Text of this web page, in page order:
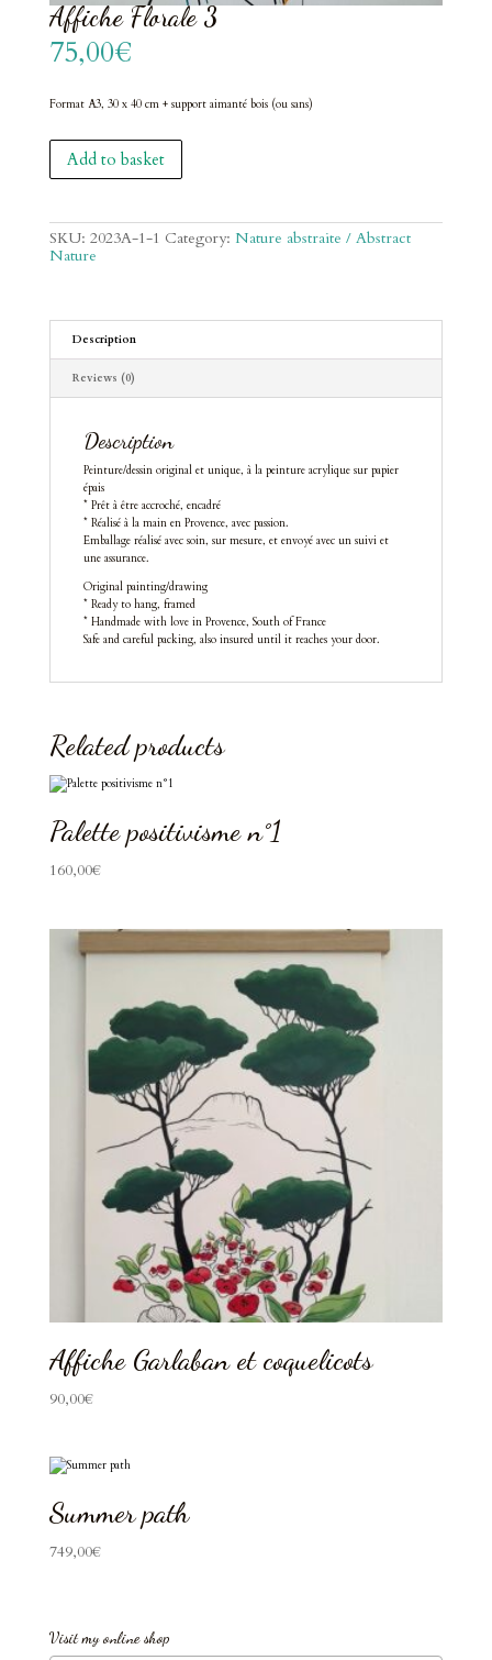
Affiche Florale 3
75,00€
Format A3, 30 x 40 cm + support aimanté bois (ou sans)
Florale
3
Add to basket
SKU: 2023A-1-1 Category: Nature abstraite / Abstract
Nature
Description
Reviews (0)
Description
Peinture/dessin original et unique, à la peinture acrylique sur papier
épais
* Prêt à être accroché, encadré
* Réalisé à la main en Provence, avec passion.
Emballage réalisé avec soin, sur mesure, et envoyé avec un suivi et
une assurance.
Original painting/drawing
* Ready to hang, framed
* Handmade with love in Provence, South of France
Safe and careful packing, also insured until it reaches your door.
Related products
Palette positivisme n°1
160,00€
Affiche Garlaban et coquelicots
90,00€
Summer path
749,00€
Visit my online shop